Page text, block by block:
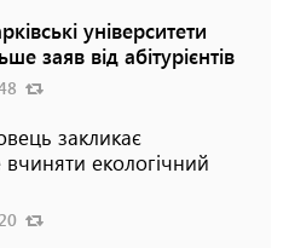
університети
заяв від абітурієнтів
закликає
екологічний